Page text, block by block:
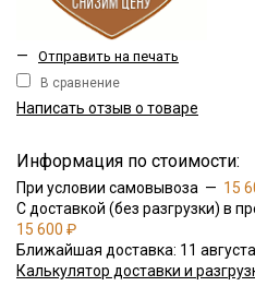
— Отправить на печать
В сравнение
Написать отзыв о товаре
Информация по стоимости:
При условии самовывоза — 15
С доставкой (без разгрузки) в
15 600 ₽
Ближайшая доставка: 11 августа
Калькулятор доставки и